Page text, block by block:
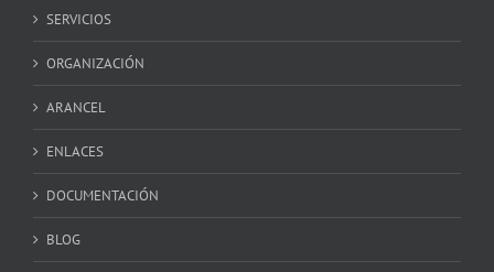
SERVICIOS
ORGANIZACIÓN
ARANCEL
ENLACES
DOCUMENTACIÓN
BLOG